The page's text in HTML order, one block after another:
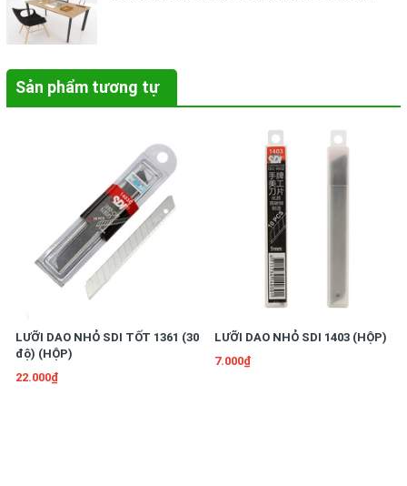
Sản phẩm tương tự
LƯỠI DAO NHỎ SDI TỐT 1361 (30
độ) (HỘP)
22.000₫
LƯỠI DAO NHỎ SDI 1403 (HỘP)
7.000₫